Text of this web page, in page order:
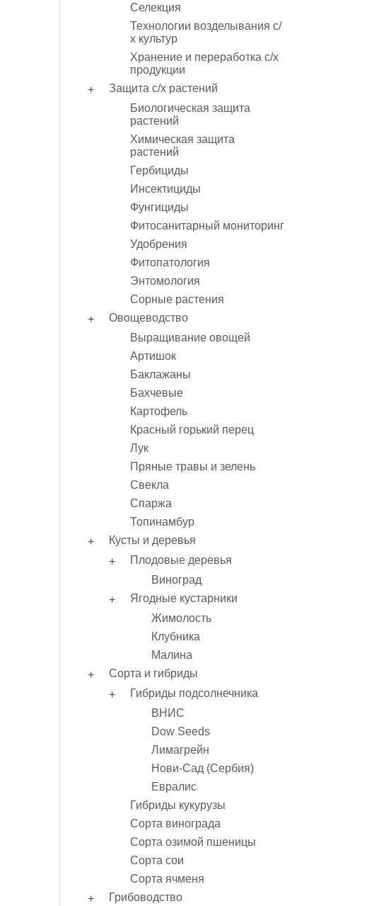
Селекция
Технологии возделывания с/
х культур
Хранение и переработка с/х
продукции
Защита с/х растений
Биологическая защита
растений
Химическая защита
растений
Гербициды
Инсектициды
Фунгициды
Фитосанитарный мониторинг
Удобрения
Фитопатология
Энтомология
Сорные растения
Овощеводство
Выращивание овощей
Артишок
Баклажаны
Бахчевые
Картофель
Красный горький перец
Лук
Пряные травы и зелень
Свекла
Спаржа
Топинамбур
Кусты и деревья
Плодовые деревья
Виноград
Ягодные кустарники
Жимолость
Клубника
Малина
Сорта и гибриды
Гибриды подсолнечника
ВНИС
Dow Seeds
Лимагрейн
Нови-Сад (Сербия)
Евралис
Гибриды кукурузы
Сорта винограда
Сорта озимой пшеницы
Сорта сои
Сорта ячменя
Грибоводство